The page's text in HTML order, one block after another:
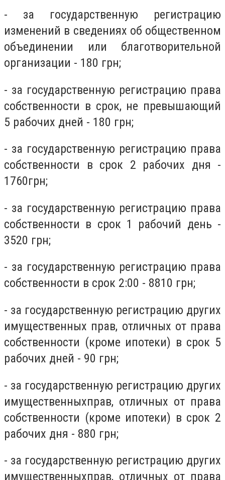
- за государственную регистрацию
изменений в сведениях об общественном
объединении или благотворительной
организации - 180 грн;
- за государственную регистрацию права
собственности в срок, не превышающий
5 рабочих дней - 180 грн;
- за государственную регистрацию права
собственности в срок 2 рабочих дня -
1760грн;
- за государственную регистрацию права
собственности в срок 1 рабочий день -
3520 грн;
- за государственную регистрацию права
собственности в срок 2:00 - 8810 грн;
- за государственную регистрацию других
имущественных прав, отличных от права
собственности (кроме ипотеки) в срок 5
рабочих дней - 90 грн;
- за государственную регистрацию других
имущественныхправ, отличных от права
собственности (кроме ипотеки) в срок 2
рабочих дня - 880 грн;
- за государственную регистрацию других
имущественныхправ, отличных от права